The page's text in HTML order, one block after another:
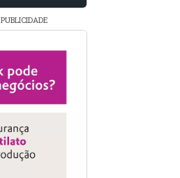
PUBLICIDADE